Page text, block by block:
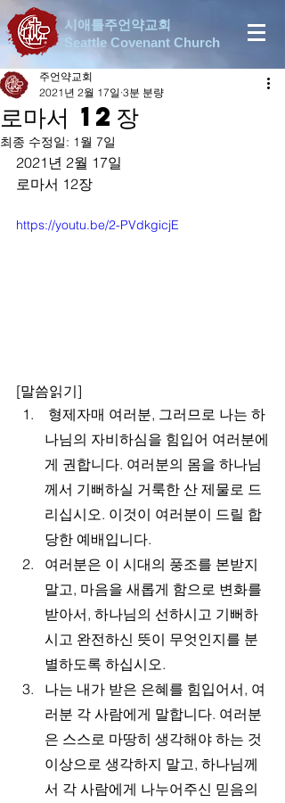
시애틀주언약교회
Seattle Covenant Church
로마서 12장
주언약교회
2021년 2월 17일 3분 분량
최종 수정일: 1월 7일
2021년 2월 17일
로마서 12장
https://youtu.be/2-PVdkgicjE
[말씀읽기]
나님의 자비하심을 힘입어 여러분에
게 권합니다. 여러분의 몸을 하나님
께서 기뻐하실 거룩한 산 제물로 드
리십시오. 이것이 여러분이 드릴 합
당한 예배입니다.
여러분은 이 시대의 풍조를 본받지
말고, 마음을 새롭게 함으로 변화를
받아서, 하나님의 선하시고 기뻐하
시고 완전하신 뜻이 무엇인지를 분
별하도록 하십시오.
나는 내가 받은 은혜를 힘입어서, 여
러분 각 사람에게 말합니다. 여러분
은 스스로 마땅히 생각해야 하는 것
이상으로 생각하지 말고, 하나님께
서 각 사람에게 나누어주신 믿음의